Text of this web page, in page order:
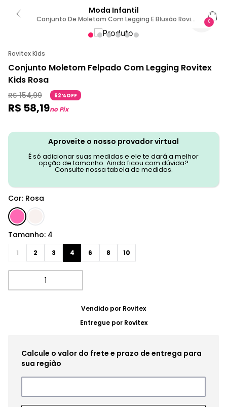
Moda Infantil
Conjunto De Moletom Com Legging E Blusão Rovi
Kids Rosa 4 / Rosa
0
Rovitex Kids
Conjunto Moletom Felpado Com Legging Rovitex
Kids Rosa
R$ 154,99 62%OFF
R$ 58,19no Pix
Aproveite o nosso provador virtual
É só adicionar suas medidas e ele te dará a melhor
opção de tamanho. Ainda ficou com dúvida?
Consulte nossa tabela de medidas.
Tamanho: 4
1 2 3 4 6 8 10
Cor: Rosa
Vendido por Rovitex
Entregue por Rovitex